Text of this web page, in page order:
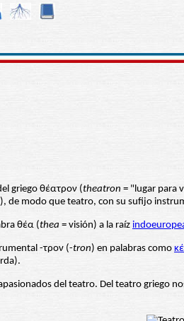
griego θέατρον (theatron = "lugar para
de modo que teatro, con su sufijo
θέα (thea = visión) a la raíz
-τρον (-tron) en palabras como
del teatro. Del teatro griego